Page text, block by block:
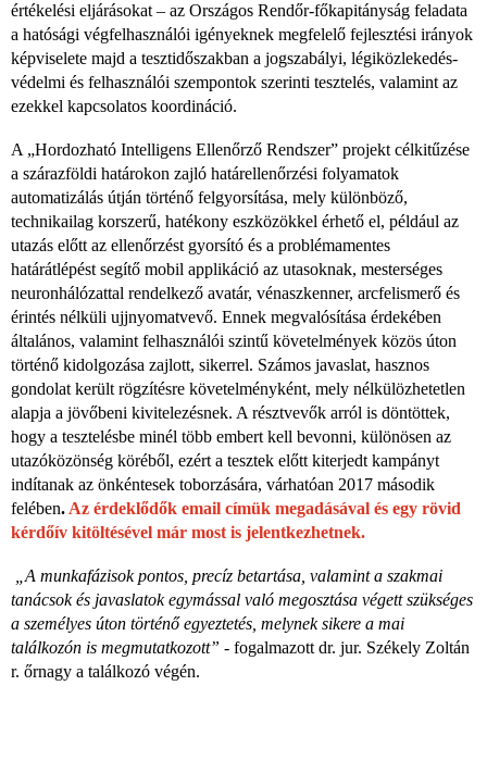
értékelési eljárásokat – az Országos Rendőr-főkapitányság feladata
a hatósági végfelhasználói igényeknek megfelelő fejlesztési irányok
képviselete majd a tesztidőszakban a jogszabályi, légiközlekedés-
védelmi és felhasználói szempontok szerinti tesztelés, valamint az
ezekkel kapcsolatos koordináció.
A „Hordozható Intelligens Ellenőrző Rendszer” projekt célkitűzése
a szárazföldi határokon zajló határellenőrzési folyamatok
automatizálás útján történő felgyorsítása, mely különböző,
technikailag korszerű, hatékony eszközökkel érhető el, például az
utazás előtt az ellenőrzést gyorsító és a problémamentes
határátlépést segítő mobil applikáció az utasoknak, mesterséges
neuronhálózattal rendelkező avatár, vénaszkenner, arcfelismerő és
érintés nélküli ujjnyomatvevő. Ennek megvalósítása érdekében
általános, valamint felhasználói szintű követelmények közös úton
történő kidolgozása zajlott, sikerrel. Számos javaslat, hasznos
gondolat került rögzítésre követelményként, mely nélkülözhetetlen
alapja a jövőbeni kivitelezésnek. A résztvevők arról is döntöttek,
hogy a tesztelésbe minél több embert kell bevonni, különösen az
utazóközönség köréből, ezért a tesztek előtt kiterjedt kampányt
indítanak az önkéntesek toborzására, várhatóan 2017 második
felében. Az érdeklődők email címük megadásával és egy rövid
kérdőív kitöltésével már most is jelentkezhetnek.
„A munkafázisok pontos, precíz betartása, valamint a szakmai
tanácsok és javaslatok egymással való megosztása végett szükséges
a személyes úton történő egyeztetés, melynek sikere a mai
találkozón is megmutatkozott” - fogalmazott dr. jur. Székely Zoltán
r. őrnagy a találkozó végén.